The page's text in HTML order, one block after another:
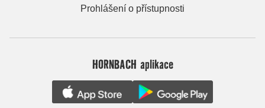
Prohlášení o přístupnosti
HORNBACH aplikace